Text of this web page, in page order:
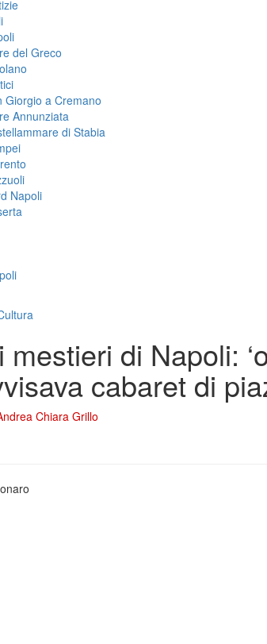
del Greco
Giorgio a Cremano
Annunziata
di Stabia
Napoli
mestieri di Napoli:
cabaret di
Chiara Grillo